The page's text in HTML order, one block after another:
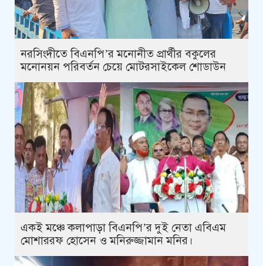
নরসিংদীতে বিএনপি’র মনোনীত প্রার্থীর বকুলের
মনোনয়ন পরিবর্তন চেয়ে মোটরসাইকেল শোডাউন
একই মঞ্চে কলাপাড়া বিএনপি’র দুই নেতা এবিএম
মোশাররফ হোসেন ও মনিরুজ্জামান মনির।